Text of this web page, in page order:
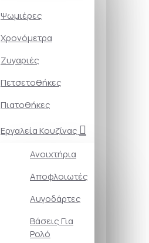
Ψωμιέρες
Χρονόμετρα
Ζυγαριές
Πετσετοθήκες
Πιατοθήκες
Εργαλεία Κουζίνας
Ανοιχτήρια
Αποφλοιωτές
Αυγοδάρτες
Βάσεις Για
Ρολό